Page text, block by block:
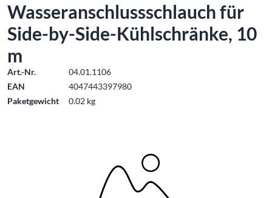
Wasseranschlussschlauch für
Side-by-Side-Kühlschränke, 10
m
Art.-Nr.
04.01.1106
EAN
4047443397980
Paketgewicht
0.02 kg